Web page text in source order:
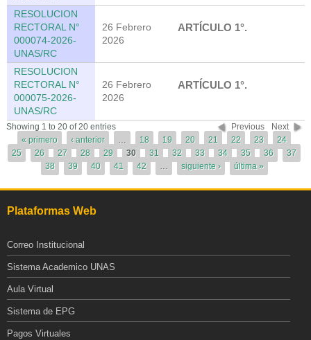
RESOLUCION
RECTORAL N°
000074-2026-
UNAS/RC
26 Febrero
2026
ARTÍCULO 1°.
RESOLUCION
RECTORAL N°
000075-2026-
UNAS/RC
26 Febrero
2026
ARTÍCULO 1°.
Showing 1 to 20 of 20 entries Previous Next
Páginas
« primero ‹ anterior … 18 19 20 21 22 23
24
25
26 27 28 29 30 31 32 33 34 35 36
37
38
39 40 41 42 … siguiente › última »
Plataformas Web
Correo Institucional
Sistema Academico UNAS
Aula Virtual
Sistema de EPG
Pagos Virtuales